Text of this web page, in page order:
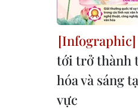
tới trở thành
hóa và sáng
vực